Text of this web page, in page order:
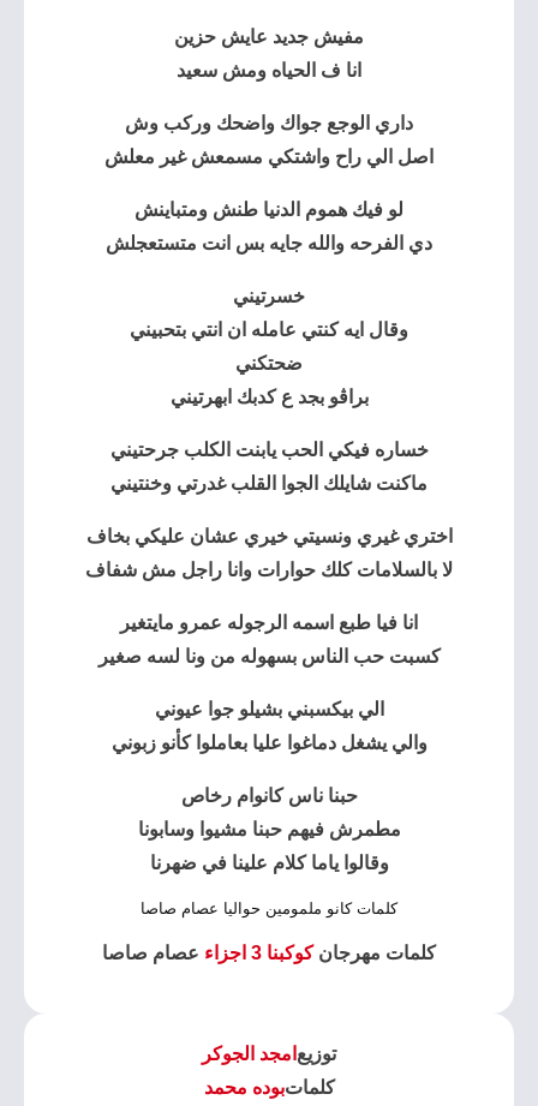
مفيش جديد عايش حزين
انا ف الحياه ومش سعيد
داري الوجع جواك واضحك وركب وش
اصل الي راح واشتكي مسمعش غير معلش
لو فيك هموم الدنيا طنش ومتباينش
دي الفرحه والله جايه بس انت متستعجلش
خسرتيني
وقال ايه كنتي عامله ان انتي بتحبيني
ضحتكني
براڤو بجد ع كدبك ابهرتيني
خساره فيكي الحب يابنت الكلب جرحتيني
ماكنت شايلك الجوا القلب غدرتي وخنتيني
اختري غيري ونسيتي خيري عشان عليكي بخاف
لا بالسلامات كلك حوارات وانا راجل مش شفاف
انا فيا طبع اسمه الرجوله عمرو مايتغير
كسبت حب الناس بسهوله من ونا لسه صغير
الي بيكسبني بشيلو جوا عيوني
والي يشغل دماغوا عليا بعاملوا كأنو زبوني
حبنا ناس كانوام رخاص
مطمرش فيهم حبنا مشيوا وسابونا
وقالوا ياما كلام علينا في ضهرنا
كلمات كانو ملمومين حواليا عصام صاصا
كلمات مهرجانكوكبنا 3 اجزاء عصام صاصا
توزيع امجد الجوكر
كلماتبوده محمد